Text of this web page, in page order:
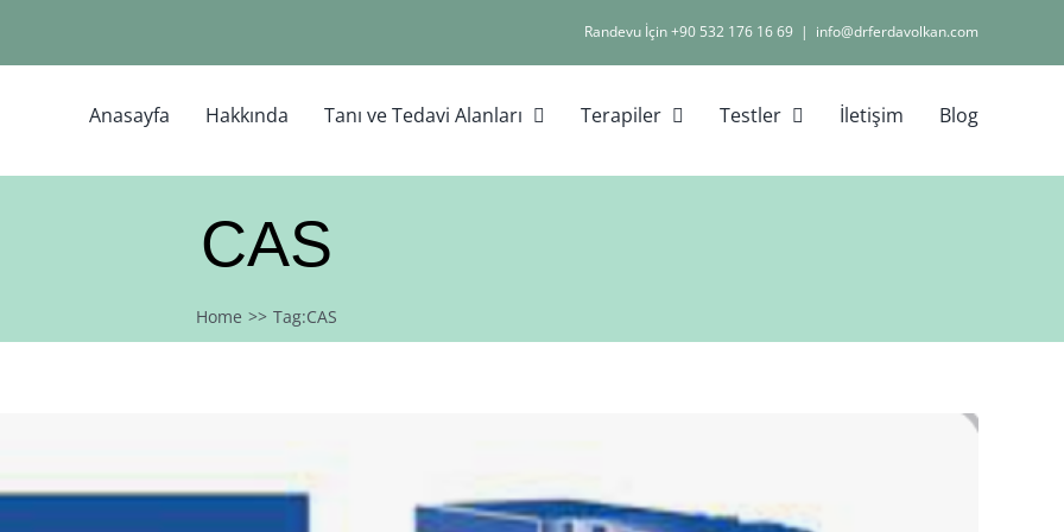
Randevu İçin +90 532 176 16 69 | info@drferdavolkan.com
Anasayfa Hakkında Tanı ve Tedavi Alanları Terapiler Testler İletişim Blog
CAS
Home Tag:CAS